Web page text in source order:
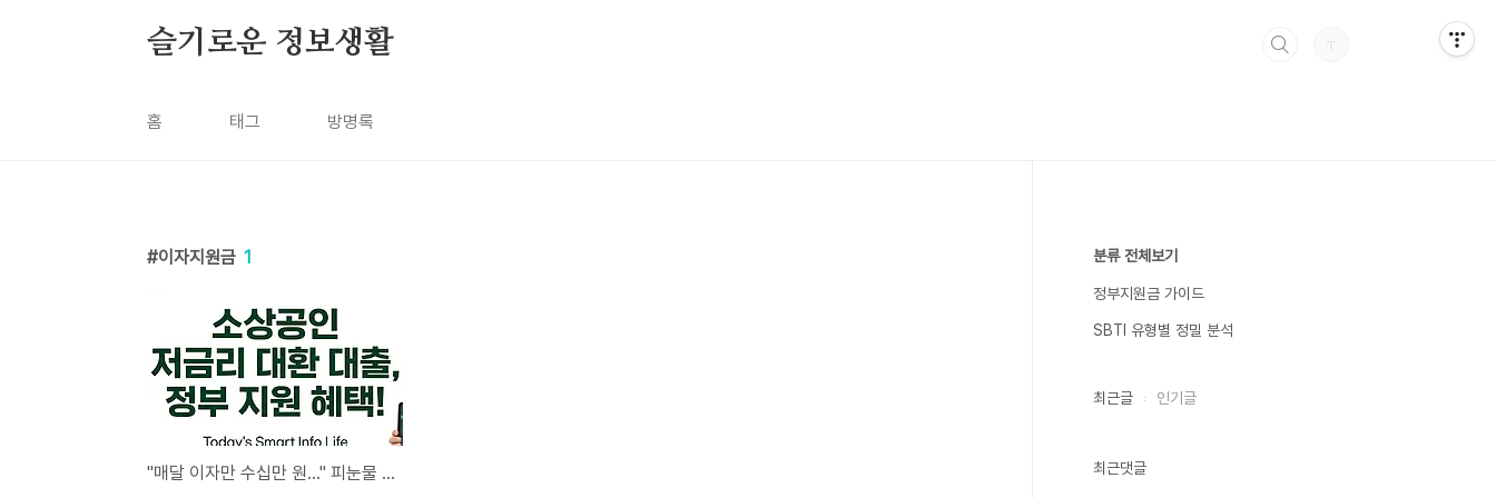
슬기로운 정보생활
홈 태그 방명록
이자지원금 1
"매달 이자만 수십만 원..." 피눈물 흘리는 소상공인 살려줄 정부 저금리 대환대출 조건
분류 전체보기
정부지원금 가이드
SBTI 유형별 정밀 분석
최근글 인기글
최근댓글